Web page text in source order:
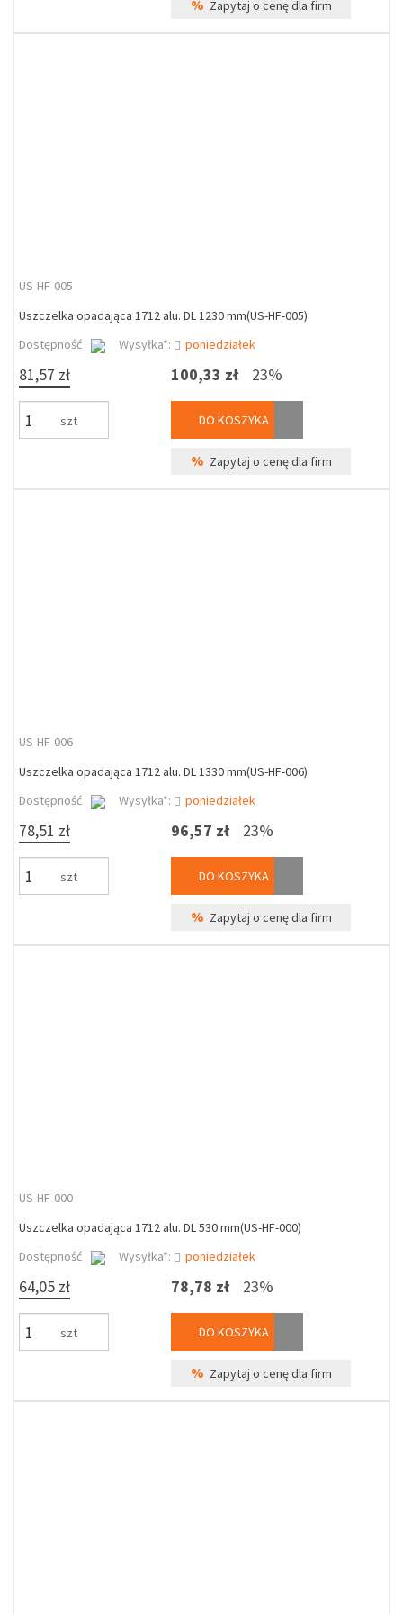
% Zapytaj o cenę dla firm
US-HF-005
Uszczelka opadająca 1712 alu. DL 1230 mm(US-HF-005)
Dostępność
Wysyłka*: poniedziałek
81,57 zł
szt
100,33 zł 23%
DO KOSZYKA
% Zapytaj o cenę dla firm
US-HF-006
Uszczelka opadająca 1712 alu. DL 1330 mm(US-HF-006)
Dostępność
Wysyłka*: poniedziałek
78,51 zł
szt
96,57 zł 23%
DO KOSZYKA
% Zapytaj o cenę dla firm
US-HF-000
Uszczelka opadająca 1712 alu. DL 530 mm(US-HF-000)
Dostępność
Wysyłka*: poniedziałek
64,05 zł
szt
78,78 zł 23%
DO KOSZYKA
% Zapytaj o cenę dla firm